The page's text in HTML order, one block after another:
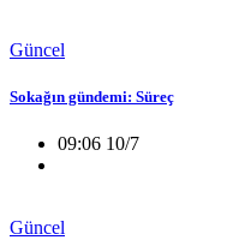
Güncel
Sokağın gündemi: Süreç
09:06 10/7
Güncel